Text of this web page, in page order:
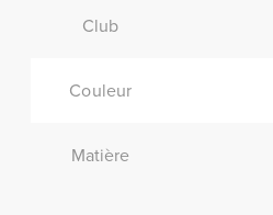
Club
Couleur
Matière